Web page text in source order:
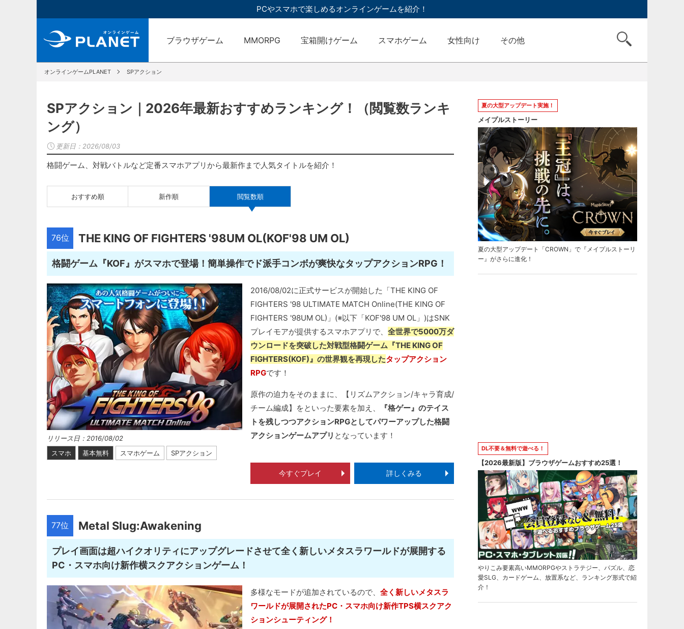
PCやスマホで楽しめるオンラインゲームを紹介！
ブラウザゲーム MMORPG 宝箱開けゲーム スマホゲーム 女性向け その他
オンラインゲームPLANET SPアクション
SPアクション｜2026年最新おすすめランキング！（閲覧数ランキ
ング）
更新日： 2026/08/03
格闘ゲーム、対戦バトルなど定番スマホアプリから最新作まで人気タイトルを紹介！
おすすめ順 新作順 閲覧数順
76位 THE KING OF FIGHTERS '98UM OL(KOF'98 UM OL)
格闘ゲーム『KOF』がスマホで登場！簡単操作でド派手コンボが爽快なタップアクションRPG！
リリース日：2016/08/02
スマホ
基本無料 スマホゲーム SPアクション
2016/08/02に正式サービスが開始した「THE KING OF
FIGHTERS '98 ULTIMATE MATCH Online(THE KING OF
FIGHTERS '98UM OL)」(※以下「KOF'98 UM OL」)はSNK
プレイモアが提供するスマホアプリで、全世界で5000万ダ
ウンロードを突破した対戦型格闘ゲーム『THE KING OF
FIGHTERS(KOF)』の世界観を再現したタップアクション
RPGです！
原作の迫力をそのままに、【リズムアクション/キャラ育成/
チーム編成】をといった要素を加え、
『格ゲー』のテイス
トを残しつつアクションRPGとしてパワーアップした格闘
アクションゲームアプリ となっています！
今すぐプレイ 詳しくみる
77位 Metal Slug:Awakening
プレイ画面は超ハイクオリティにアップグレードさせて全く新しいメタスラワールドが展開する
PC・スマホ向け新作横スクアクションゲーム！
多様なモードが追加されているので、全く新しいメタスラ
ワールドが展開されたPC・スマホ向け新作TPS横スクアク
ションシューティング！
夏の大型アップデート実施！
メイプルストーリー
夏の大型アップデート「CROWN」で『メイプルストーリ
ー』がさらに進化！
DL不要＆無料で遊べる！
【2026最新版】ブラウザゲームおすすめ25選！
やりこみ要素高いMMORPGやストラテジー、パズル、恋
愛SLG、カードゲーム、放置系など、ランキング形式で紹
介！